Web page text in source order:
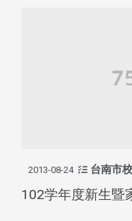
2013-08-24 台南市
102学年度新生暨